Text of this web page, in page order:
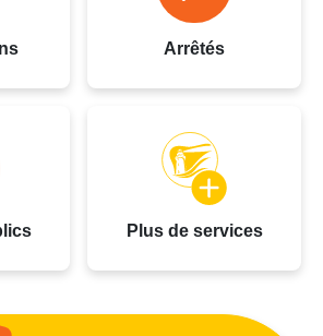
Arrêtés
Plus de services